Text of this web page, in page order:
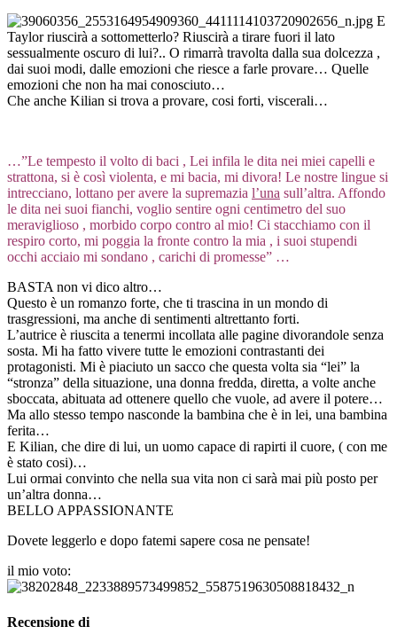
E
Taylor riuscirà a sottometterlo? Riuscirà a tirare fuori il lato
sessualmente oscuro di lui?.. O rimarrà travolta dalla sua dolcezza ,
dai suoi modi, dalle emozioni che riesce a farle provare… Quelle
emozioni che non ha mai conosciuto…
Che anche Kilian si trova a provare, cosi forti, viscerali…
…”Le tempesto il volto di baci , Lei infila le dita nei miei capelli e
strattona, si è così violenta, e mi bacia, mi divora! Le nostre lingue si
intrecciano, lottano per avere la supremazia l’una sull’altra. Affondo
le dita nei suoi fianchi, voglio sentire ogni centimetro del suo
meraviglioso , morbido corpo contro al mio! Ci stacchiamo con il
respiro corto, mi poggia la fronte contro la mia , i suoi stupendi
occhi acciaio mi sondano , carichi di promesse” …
BASTA non vi dico altro…
Questo è un romanzo forte, che ti trascina in un mondo di
trasgressioni, ma anche di sentimenti altrettanto forti.
L’autrice è riuscita a tenermi incollata alle pagine divorandole senza
sosta. Mi ha fatto vivere tutte le emozioni contrastanti dei
protagonisti. Mi è piaciuto un sacco che questa volta sia “lei” la
“stronza” della situazione, una donna fredda, diretta, a volte anche
sboccata, abituata ad ottenere quello che vuole, ad avere il potere…
Ma allo stesso tempo nasconde la bambina che è in lei, una bambina
ferita…
E Kilian, che dire di lui, un uomo capace di rapirti il cuore, ( con me
è stato cosi)…
Lui ormai convinto che nella sua vita non ci sarà mai più posto per
un’altra donna…
BELLO APPASSIONANTE
Dovete leggerlo e dopo fatemi sapere cosa ne pensate!
il mio voto:
Recensione di